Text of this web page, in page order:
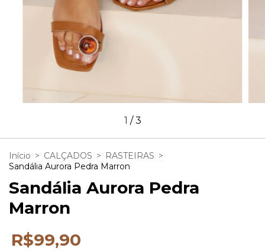
1 /3
Início > CALÇADOS > RASTEIRAS >
Sandália Aurora Pedra Marron
Sandália Aurora Pedra
Marron
R$99,90